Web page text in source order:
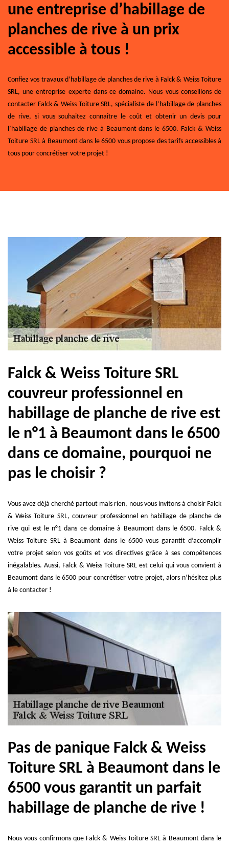
une entreprise d’habillage de
planches de rive à un prix
accessible à tous !
Confiez vos travaux d’habillage de planches de rive à Falck & Weiss Toiture
SRL, une entreprise experte dans ce domaine. Nous vous conseillons de
contacter Falck & Weiss Toiture SRL, spécialiste de l’habillage de planches
de rive, si vous souhaitez connaître le coût et obtenir un devis pour
l’habillage de planches de rive à Beaumont dans le 6500. Falck & Weiss
Toiture SRL à Beaumont dans le 6500 vous propose des tarifs accessibles à
tous pour concrétiser votre projet !
Falck & Weiss Toiture SRL
couvreur professionnel en
habillage de planche de rive est
le n°1 à Beaumont dans le 6500
dans ce domaine, pourquoi ne
pas le choisir ?
Vous avez déjà cherché partout mais rien, nous vous invitons à choisir Falck
& Weiss Toiture SRL, couvreur professionnel en habillage de planche de
rive qui est le n°1 dans ce domaine à Beaumont dans le 6500. Falck &
Weiss Toiture SRL à Beaumont dans le 6500 vous garantit d’accomplir
votre projet selon vos goûts et vos directives grâce à ses compétences
inégalables. Aussi, Falck & Weiss Toiture SRL est celui qui vous convient à
Beaumont dans le 6500 pour concrétiser votre projet, alors n’hésitez plus
à le contacter !
Pas de panique Falck & Weiss
Toiture SRL à Beaumont dans le
6500 vous garantit un parfait
habillage de planche de rive !
Nous vous confirmons que Falck & Weiss Toiture SRL à Beaumont dans le